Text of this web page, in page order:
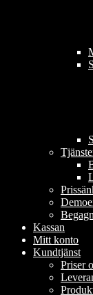
Kassan
Mitt konto
Kundtjänst
Priser